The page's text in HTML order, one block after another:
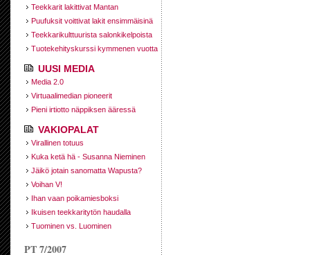
Teekkarit lakittivat Mantan
Puufuksit voittivat lakit ensimmäisinä
Teekkarikulttuurista salonkikelpoista
Tuotekehityskurssi kymmenen vuotta
UUSI MEDIA
Media 2.0
Virtuaalimedian pioneerit
Pieni irtiotto näppiksen ääressä
VAKIOPALAT
Virallinen totuus
Kuka ketä hä - Susanna Nieminen
Jäikö jotain sanomatta Wapusta?
Voihan V!
Ihan vaan poikamiesboksi
Ikuisen teekkaritytön haudalla
Tuominen vs. Luominen
PT 7/2007